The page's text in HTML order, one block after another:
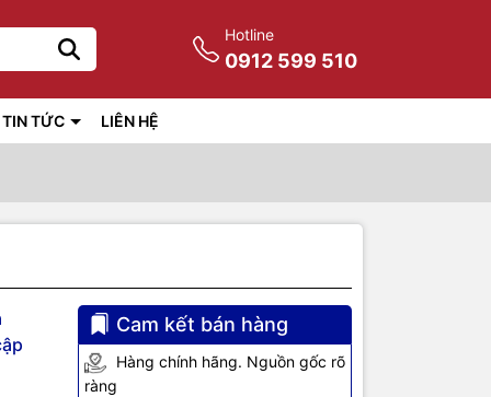
Hotline
0912 599 510
TIN TỨC LIÊN HỆ
Cam kết bán hàng
Hàng chính hãng. Nguồn gốc rõ
ràng